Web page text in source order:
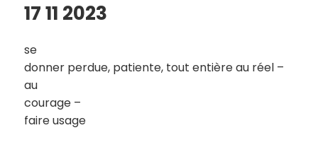
17 11 2023
se
donner perdue, patiente, tout entière au réel –
au
courage –
faire usage